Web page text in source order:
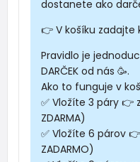
dostanete ako
👉 V košíku zadajte
Pravidlo je
DARČEK od nás 🥳.
Ako to funguje v
✅ Vložíte 3 páry
ZDARMA)
✅ Vložíte 6 párov
ZADARMO)